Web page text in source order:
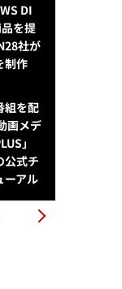
DI
を提
社が
制作
組を配
画メデ
」
式チ
ーアル